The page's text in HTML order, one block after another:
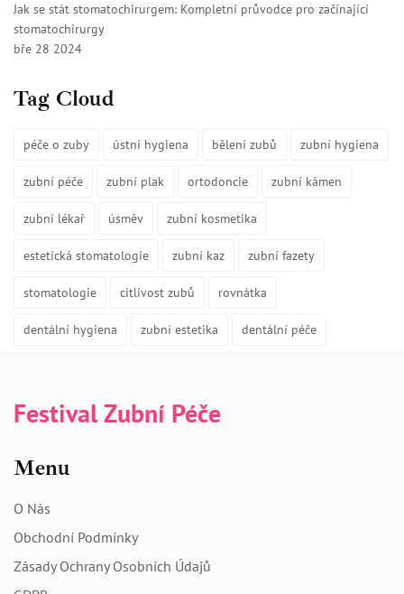
Jak se stát stomatochirurgem: Kompletní průvodce pro začínající
stomatochirurgy
bře 28 2024
Tag Cloud
péče o zuby ústní hygiena bělení zubů zubní hygiena
zubní péče zubní plak ortodoncie zubní kámen
zubní lékař úsměv zubní kosmetika
estetická stomatologie zubní kaz zubní fazety
stomatologie citlivost zubů rovnátka
dentální hygiena zubní estetika dentální péče
Festival Zubní Péče
Menu
O Nás
Obchodní Podmínky
Zásady Ochrany Osobních Údajů